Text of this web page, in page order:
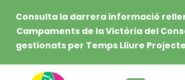
Consulta la darrera informació
Campaments de la Victòria del
gestionats per Temps Lliure